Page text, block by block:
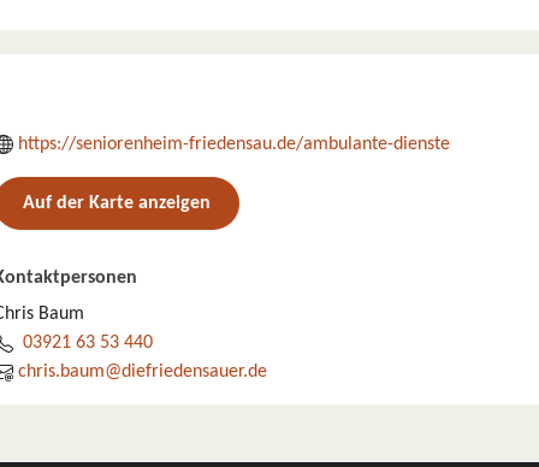
https://seniorenheim-friedensau.de/ambulante-dienste
Auf der Karte anzeigen
Baum
03921 63 53 440
chris.baum@diefriedensauer.de